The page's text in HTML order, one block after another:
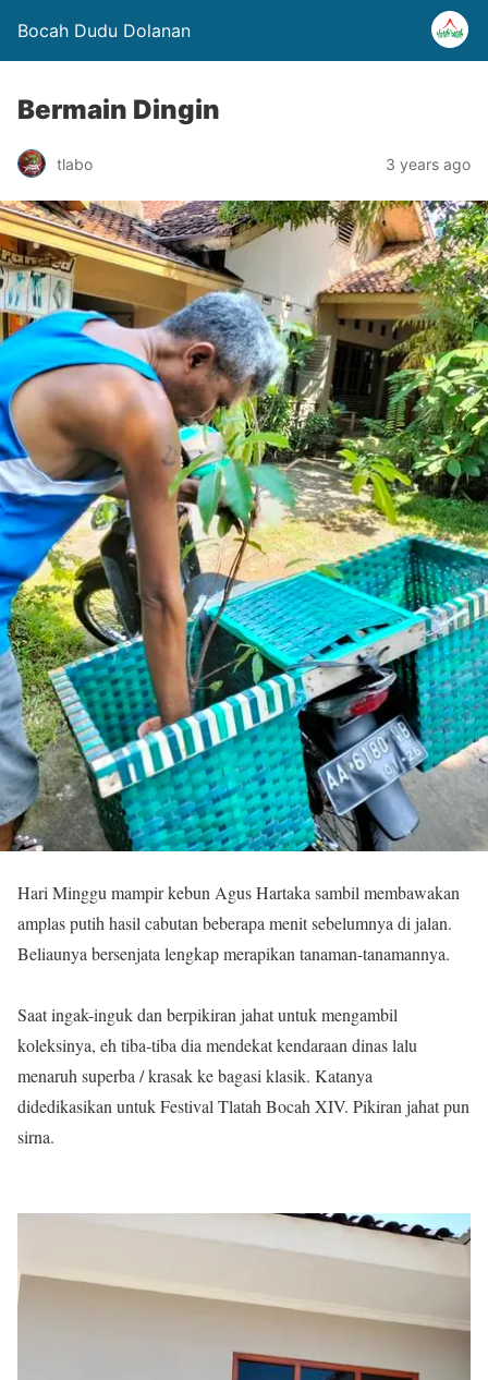
Bocah Dudu Dolanan
Bermain Dingin
tlabo 3 years ago
Hari Minggu mampir kebun Agus Hartaka sambil membawakan
amplas putih hasil cabutan beberapa menit sebelumnya di jalan.
Beliaunya bersenjata lengkap merapikan tanaman-tanamannya.
Saat ingak-inguk dan berpikiran jahat untuk mengambil
koleksinya, eh tiba-tiba dia mendekat kendaraan dinas lalu
menaruh superba / krasak ke bagasi klasik. Katanya
didedikasikan untuk Festival Tlatah Bocah XIV. Pikiran jahat pun
sirna.